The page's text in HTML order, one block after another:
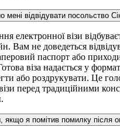
мені відвідувати посольство
електронної візи
Вам не доведеться
паспорт або
віза надається у
або роздрукувати. Це
перед традиційними
якщо я помітив помилку після